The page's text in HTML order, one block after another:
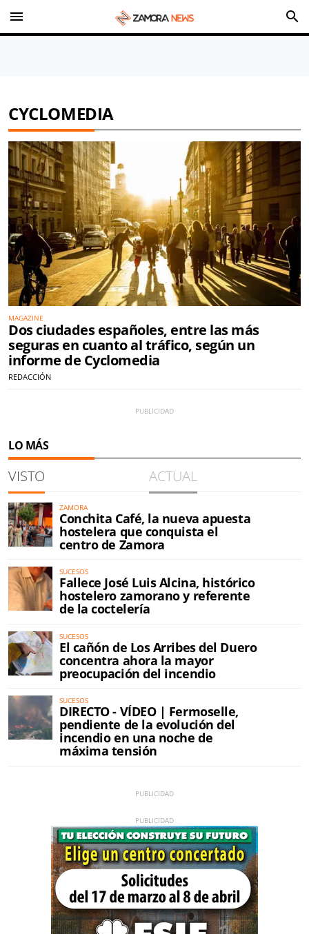
menu search
CYCLOMEDIA
MAGAZINE
Dos ciudades españoles, entre las más
seguras en cuanto al tráfico, según un
informe de Cyclomedia
REDACCIÓN
LO MÁS
VISTO ACTUAL
ZAMORA
Conchita Café, la nueva apuesta
hostelera que conquista el
centro de Zamora
SUCESOS
Fallece José Luis Alcina, histórico
hostelero zamorano y referente
de la coctelería
SUCESOS
El cañón de Los Arribes del Duero
concentra ahora la mayor
preocupación del incendio
SUCESOS
DIRECTO - VÍDEO | Fermoselle,
pendiente de la evolución del
incendio en una noche de
máxima tensión